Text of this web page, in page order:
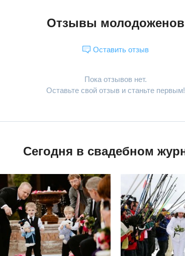
Отзывы молодоженов
Оставить отзыв
Пока отзывов нет.
Оставьте свой отзыв и станьте первым!
Сегодня в свадебном